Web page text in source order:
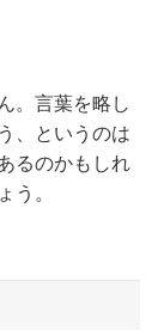
。言葉を略し
、というのは
るのかもしれ
。